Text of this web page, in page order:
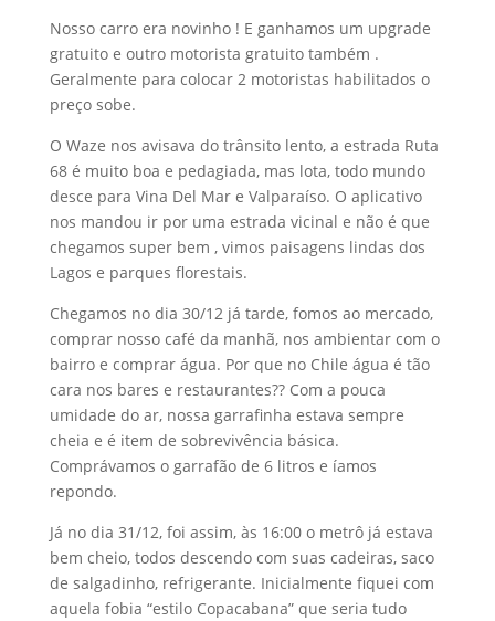
Nosso carro era novinho ! E ganhamos um upgrade
gratuito e outro motorista gratuito também .
Geralmente para colocar 2 motoristas habilitados o
preço sobe.
O Waze nos avisava do trânsito lento, a estrada Ruta
68 é muito boa e pedagiada, mas lota, todo mundo
desce para Vina Del Mar e Valparaíso. O aplicativo
nos mandou ir por uma estrada vicinal e não é que
chegamos super bem , vimos paisagens lindas dos
Lagos e parques florestais.
Chegamos no dia 30/12 já tarde, fomos ao mercado,
comprar nosso café da manhã, nos ambientar com o
bairro e comprar água. Por que no Chile água é tão
cara nos bares e restaurantes?? Com a pouca
umidade do ar, nossa garrafinha estava sempre
cheia e é item de sobrevivência básica.
Comprávamos o garrafão de 6 litros e íamos
repondo.
Já no dia 31/12, foi assim, às 16:00 o metrô já estava
bem cheio, todos descendo com suas cadeiras, saco
de salgadinho, refrigerante. Inicialmente fiquei com
aquela fobia “estilo Copacabana” que seria tudo